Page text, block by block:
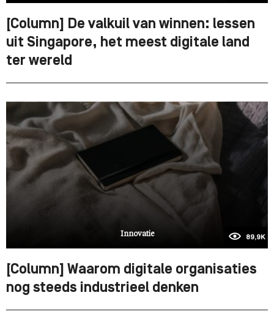
[Column] De valkuil van winnen: lessen
uit Singapore, het meest digitale land
ter wereld
Innovatie 89,9K
[Column] Waarom digitale organisaties
nog steeds industrieel denken